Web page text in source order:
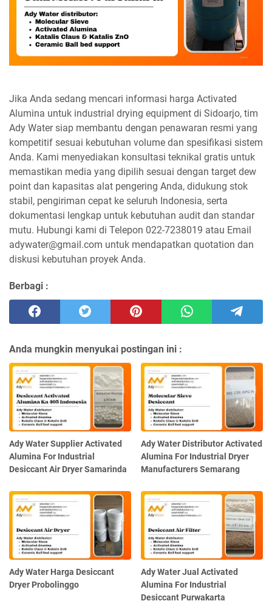
Jika Anda sedang mencari informasi harga Activated
Alumina untuk industrial drying equipment di Sidoarjo, tim
Ady Water siap membantu dengan penawaran resmi yang
kompetitif sesuai kebutuhan volume dan spesifikasi sistem
Anda. Kami menyediakan konsultasi teknikal gratis untuk
memastikan media yang dipilih sesuai dengan target dew
point dan kapasitas alat pengering Anda, didukung stok
stabil, pengiriman cepat ke seluruh Indonesia, serta
dokumentasi lengkap untuk kebutuhan audit dan standar
mutu. Hubungi kami di Telepon 022-7238019 atau Email
adywater@gmail.com untuk mendapatkan quotation dan
diskusi kebutuhan proyek Anda.
Berbagi :
Anda mungkin menyukai postingan ini :
Ady Water Supplier Activated
Alumina For Industrial
Desiccant Air Dryer Samarinda
Ady Water Distributor Activated
Alumina For Industrial Dryer
Manufacturers Semarang
Ady Water Harga Desiccant
Dryer Probolinggo
Ady Water Jual Activated
Alumina For Industrial
Desiccant Purwakarta